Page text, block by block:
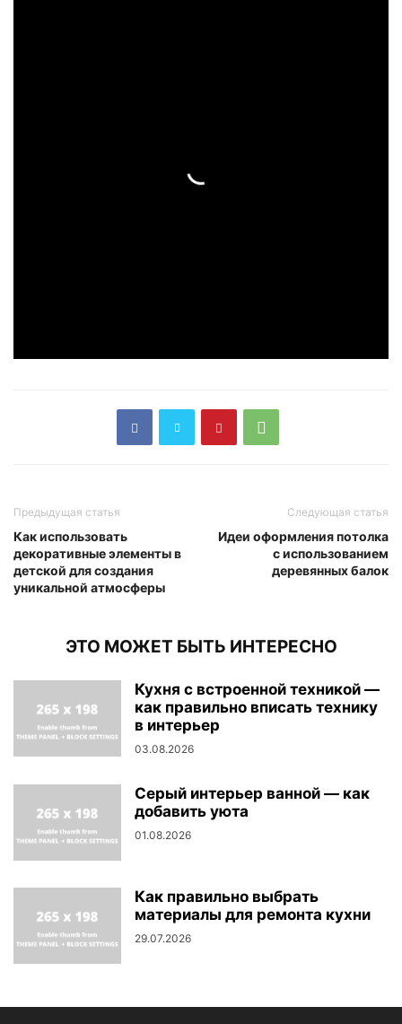
Предыдущая статья
Как использовать
декоративные элементы в
детской для создания
уникальной атмосферы
Следующая статья
Идеи оформления потолка
с использованием
деревянных балок
ЭТО МОЖЕТ БЫТЬ ИНТЕРЕСНО
Кухня с встроенной техникой —
как правильно вписать технику
в интерьер
03.08.2026
Серый интерьер ванной — как
добавить уюта
01.08.2026
Как правильно выбрать
материалы для ремонта кухни
29.07.2026